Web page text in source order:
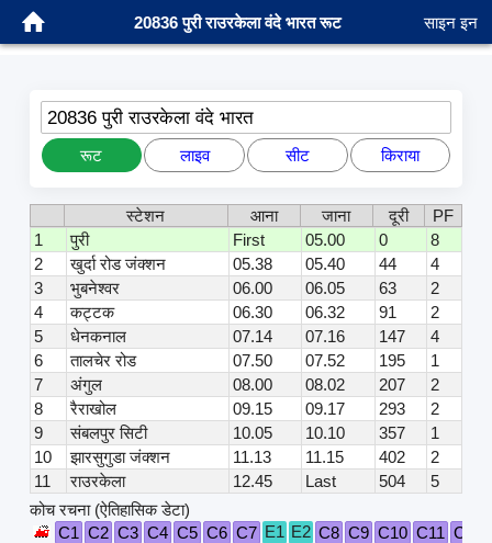
20836 पुरी राउरकेला वंदे भारत रूट साइन इन
20836 पुरी राउरकेला वंदे भारत
रूट लाइव सीट किराया
स्टेशन आना जाना दूरी
PF
1
पुरी First 05.00 0
8
2
खुर्दा रोड जंक्शन 05.38 05.40 44
4
3
भुबनेश्वर 06.00 06.05 63
2
4
कट्टक 06.30 06.32 91
2
5
धेनकनाल 07.14 07.16 147
4
6
तालचेर रोड 07.50 07.52 195
1
7
अंगुल 08.00 08.02 207
2
8
रैराखोल 09.15 09.17 293
2
9
संबलपुर सिटी 10.05 10.10 357
1
10
झारसुगुडा जंक्शन 11.13 11.15 402
2
11
राउरकेला 12.45 Last 504
5
कोच रचना (ऐतिहासिक डेटा)
C1 C2 C3 C4 C5 C6 C7 E1 E2 C8 C9 C10 C11 C12